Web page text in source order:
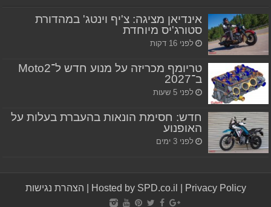
אינדיאן מציגה: צ'יף וינטג' במהדורת
סטורג'יס מיוחדת
לפני 16 דקות
טריומף מכריזה על מנוע חדש ל־Moto2
ב־2027
לפני 5 שעות
חדש: חסימת הונאות בהעברת בעלות על
האופנוע
לפני 3 ימים
Hosted by SPD.co.il Privacy Policy הצהרת נגישות